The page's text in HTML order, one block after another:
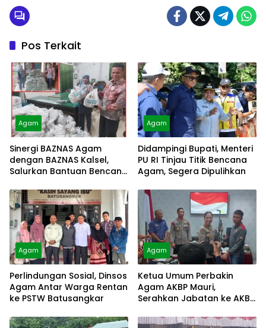
Pos Terkait
Agam
Sinergi BAZNAS Agam
dengan BAZNAS Kalsel,
Salurkan Bantuan Bencana
Agam
Didampingi Bupati, Menteri
PU RI Tinjau Titik Bencana
Agam, Segera Dipulihkan
Agam
Perlindungan Sosial, Dinsos
Agam Antar Warga Rentan
ke PSTW Batusangkar
Agam
Ketua Umum Perbakin
Agam AKBP Mauri,
Serahkan Jabatan ke AKBP